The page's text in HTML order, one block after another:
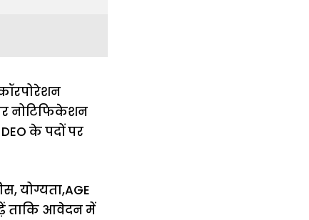
नोटिफिकेशन
के पदों पर
योग्यता,AGE
ताकि आवेदन में